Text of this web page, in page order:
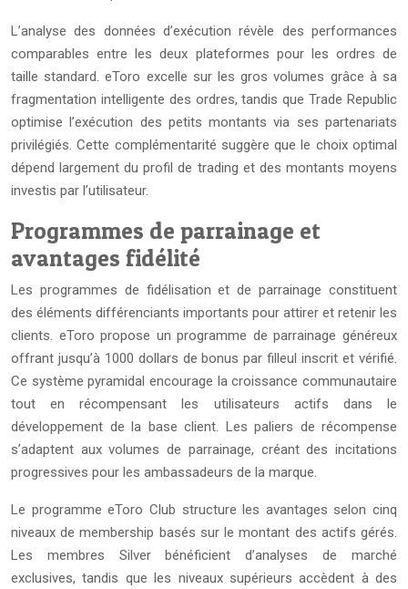
L’analyse des données d’exécution révèle des performances
comparables entre les deux plateformes pour les ordres de
taille standard. eToro excelle sur les gros volumes grâce à sa
fragmentation intelligente des ordres, tandis que Trade Republic
optimise l’exécution des petits montants via ses partenariats
privilégiés. Cette complémentarité suggère que le choix optimal
dépend largement du profil de trading et des montants moyens
investis par l’utilisateur.
Programmes de parrainage et
avantages fidélité
Les programmes de fidélisation et de parrainage constituent
des éléments différenciants importants pour attirer et retenir les
clients. eToro propose un programme de parrainage généreux
offrant jusqu’à 1000 dollars de bonus par filleul inscrit et vérifié.
Ce système pyramidal encourage la croissance communautaire
tout en récompensant les utilisateurs actifs dans le
développement de la base client. Les paliers de récompense
s’adaptent aux volumes de parrainage, créant des incitations
progressives pour les ambassadeurs de la marque.
Le programme eToro Club structure les avantages selon cinq
niveaux de membership basés sur le montant des actifs gérés.
Les membres Silver bénéficient d’analyses de marché
exclusives, tandis que les niveaux supérieurs accèdent à des